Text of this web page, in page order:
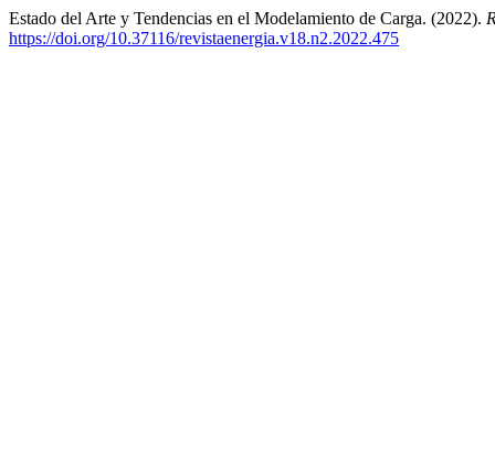
Estado del Arte y Tendencias en el Modelamiento de Carga. (2022).
https://doi.org/10.37116/revistaenergia.v18.n2.2022.475